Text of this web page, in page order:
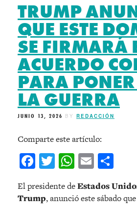
TRUMP
QUE ESTE
SE FIRMARÁ
ACUERDO
PARA
LA GUERRA
JUNIO 13, 2026 BY REDACCIÓN
Comparte este artículo:
Facebook
Twitter
WhatsApp
Email
El presidente deEstados
Trump, anunció este sábado